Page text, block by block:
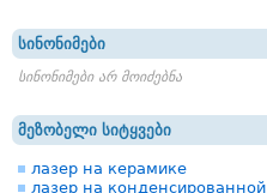
სინონიმები
სინონიმები არ მოიძებნა
მეზობელი სიტყვები
лазер на керамике
лазер на конденсированной